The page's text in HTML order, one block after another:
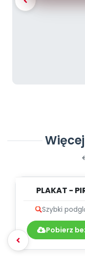
PLAKAT -
Szybki
Pobierz